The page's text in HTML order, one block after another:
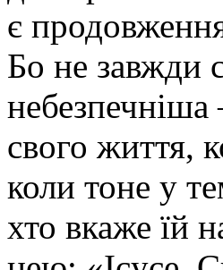
є
Бо не завжди
свого життя,
коли тоне у
хто вкаже їй